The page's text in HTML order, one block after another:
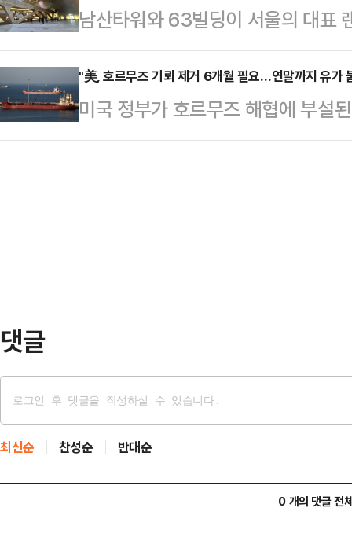
질, 식이섬유 등이 풍부하다. 세포
이 함유돼 있…
당 지도부는 기존 선거에서 중앙당
표가 선대위를 총괄할 것이란 의지
지사 후보인 김진태 지사는 22일
멋진 장동혁으로 돌아가달라"며 작
을 다녀보니 '내가 원래 …
남산타워와 63빌딩이 서울의 대표
장한 두 건물은 70년대 '한강의 기
국민들에게 "우리도 선진국이 될
기도 하다.90년대와 2000년대를
진입했다. 적어도 소득수준으로는
"美, 호르무즈 기뢰 제거 6개월 필요…연말까지 유가
미국 정부가 호르무즈 해협에 부설
것이라고 내다봤다.워싱턴포스트
댓글
최신순 찬성순 반대순
0 개의 댓글 전